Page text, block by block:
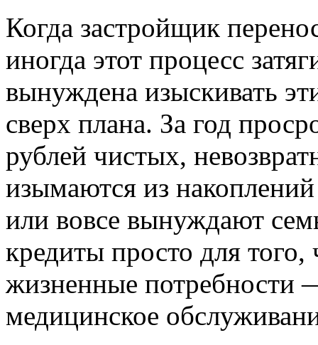
Когда застройщик
иногда этот процесс
вынуждена изыскивать
сверх плана. За год
рублей чистых,
изымаются из
или вовсе вынуждают
кредиты просто для
жизненные потребности
медицинское